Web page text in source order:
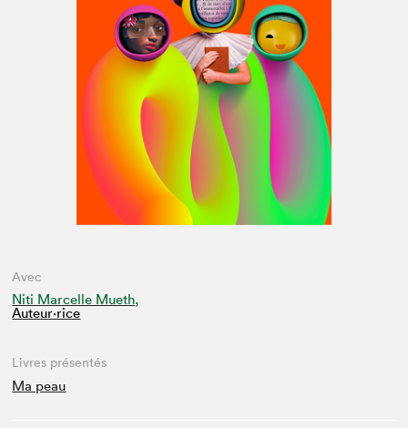
Avec
Niti Marcelle Mueth,
Auteur·rice
Livres présentés
Ma peau